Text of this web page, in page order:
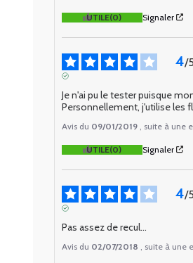
UTILE(0) Signaler
4/5
Je n'ai pu le tester puisque
Personnellement, j'utilise les
Avis du 09/01/2019 , suite à une
UTILE(0) Signaler
4/5
Pas assez de recul...
Avis du 02/07/2018 , suite à une